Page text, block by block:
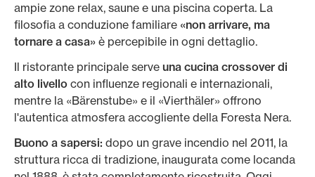
ampie zone relax, saune e una piscina coperta. La
filosofia a conduzione familiare «non arrivare, ma
tornare a casa» è percepibile in ogni dettaglio.
Il ristorante principale serve una cucina crossover di
alto livello con influenze regionali e internazionali,
mentre la «Bärenstube» e il «Vierthäler» offrono
l'autentica atmosfera accogliente della Foresta Nera.
Buono a sapersi: dopo un grave incendio nel 2011, la
struttura ricca di tradizione, inaugurata come locanda